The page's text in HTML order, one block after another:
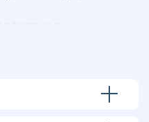
учебного заведения.